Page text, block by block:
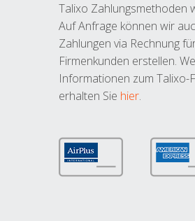
Talixo Zahlungsmethoden
Auf Anfrage können wir
Zahlungen via Rechnung
Firmenkunden erstellen.
Informationen zum Talixo-
erhalten Sie hier.